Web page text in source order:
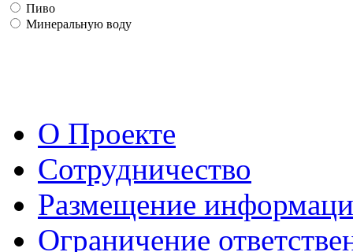
Пиво
Минеральную воду
О Проекте
Сотрудничество
Размещение
Ограничение